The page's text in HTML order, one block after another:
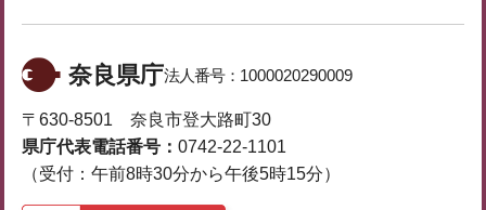
奈良県庁法人番号： 1000020290009
〒630-8501 奈良市登大路町30
県庁代表電話番号： 0742-22-1101
（受付：午前8時30分から午後5時15分）